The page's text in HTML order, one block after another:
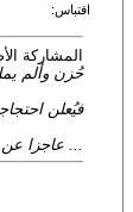
اقتباس:
المشاركة
حُزن وألم
فيُعلن
... عاجزا